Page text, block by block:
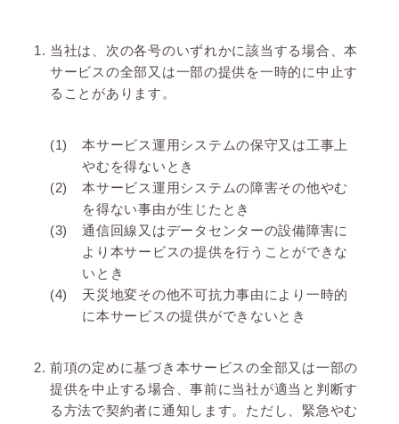
当社は、次の各号のいずれかに該当する場合、本
サービスの全部又は一部の提供を一時的に中止す
ることがあります。
本サービス運用システムの保守又は工事上
やむを得ないとき
本サービス運用システムの障害その他やむ
を得ない事由が生じたとき
通信回線又はデータセンターの設備障害に
より本サービスの提供を行うことができな
いとき
天災地変その他不可抗力事由により一時的
に本サービスの提供ができないとき
前項の定めに基づき本サービスの全部又は一部の
提供を中止する場合、事前に当社が適当と判断す
る方法で契約者に通知します。ただし、緊急やむ